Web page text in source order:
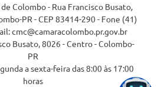
Colombo - Rua Francisco Busato,
PR - CEP 83414-290 - Fone (41)
cmc@camaracolombo.pr.gov.br
Busato, 8026 - Centro - Colombo-
PR
a sexta-feira das 8:00 às 17:00
horas